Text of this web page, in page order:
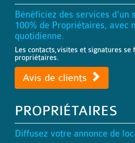
Bénéficiez des services d'un
100% de Propriétaires, avec
quotidienne.
Les contacts,visites et signatures
propriétaires.
Avis de clients
PROPRIÉTAIRES
Diffusez votre annonce de